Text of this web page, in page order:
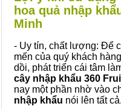
hoa quả nhập
Minh
- Uy tín, chất lượng: Để
mến của quý khách
dồi, phát triển cái tâm
cây nhập khẩu 360
nay một phần nhờ vào
nhập khẩu nói lên tất cả.